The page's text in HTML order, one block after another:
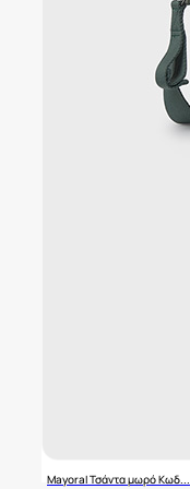
Mayoral Τσάντα μωρό Κωδ...